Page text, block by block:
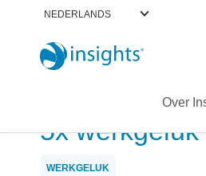
NEDERLANDS
Over
5x
WERKGELUK